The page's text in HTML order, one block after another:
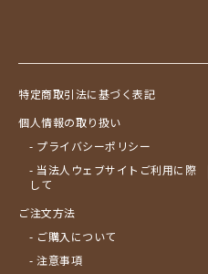
特定商取引法に基づく表記
個人情報の取り扱い
- プライバシーポリシー
- 当法人ウェブサイトご利用に際
して
ご注文方法
- ご購入について
- 注意事項